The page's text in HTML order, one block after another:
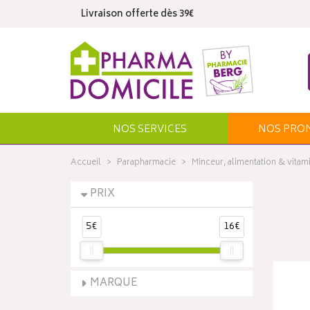
Livraison offerte dès 39€
NOS SERVICES NOS
Accueil Parapharmacie Minceur, alimentation &
PRIX
5€ 16€
MARQUE